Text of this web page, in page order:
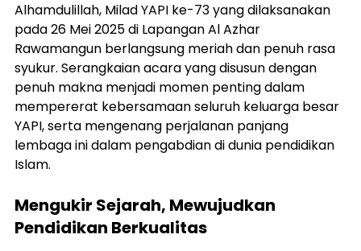
Alhamdulillah, Milad YAPI ke-73 yang dilaksanakan
pada 26 Mei 2025 di Lapangan Al Azhar
Rawamangun berlangsung meriah dan penuh rasa
syukur. Serangkaian acara yang disusun dengan
penuh makna menjadi momen penting dalam
mempererat kebersamaan seluruh keluarga besar
YAPI, serta mengenang perjalanan panjang
lembaga ini dalam pengabdian di dunia pendidikan
Islam.
Mengukir Sejarah, Mewujudkan
Pendidikan Berkualitas